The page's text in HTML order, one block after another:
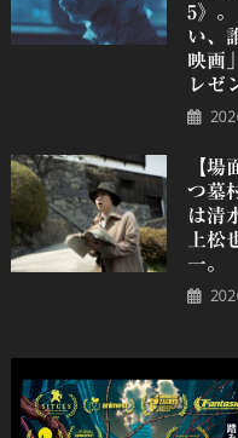
5》
い、
映画
レゼ
【場
つ墓
は清
上松
一。